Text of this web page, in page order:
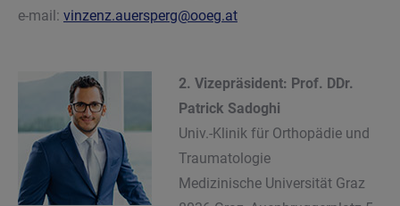
e-mail: vinzenz.auersperg@ooeg.at
2. Vizepräsident: Prof. DDr.
Patrick Sadoghi
Univ.-Klinik für Orthopädie und
Traumatologie
Medizinische Universität Graz